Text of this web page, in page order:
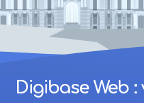
Digibase Web